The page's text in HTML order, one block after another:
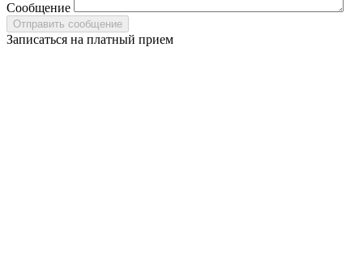
Сообщение
Записаться на платный прием